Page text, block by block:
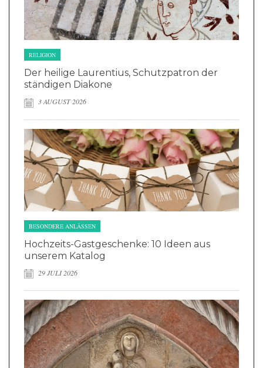
RELIGION
Der heilige Laurentius, Schutzpatron der
ständigen Diakone
3 AUGUST 2026
BESONDERE ANLÄSSEN
Hochzeits-Gastgeschenke: 10 Ideen aus
unserem Katalog
29 JULI 2026